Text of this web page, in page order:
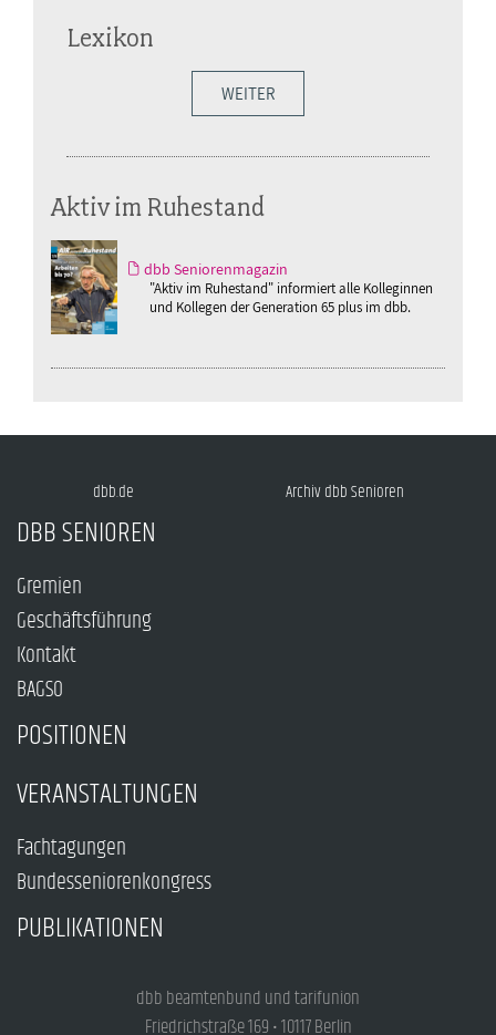
Lexikon
WEITER
Aktiv im Ruhestand
dbb Seniorenmagazin
"Aktiv im Ruhestand" informiert alle Kolleginnen
und Kollegen der Generation 65 plus im dbb.
dbb.de Archiv dbb Senioren
DBB SENIOREN
Gremien
Geschäftsführung
Kontakt
BAGSO
POSITIONEN
VERANSTALTUNGEN
Fachtagungen
Bundesseniorenkongress
PUBLIKATIONEN
dbb beamtenbund und tarifunion
Friedrichstraße 169 • 10117 Berlin